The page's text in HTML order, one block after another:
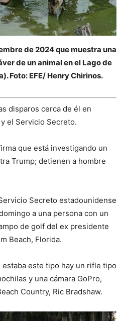
de 2024 que muestra una
de un animal en el Lago de
Foto: EFE/ Henry Chirinos.
disparos cerca de él en
el Servicio Secreto.
que está investigando un
Trump; detienen a hombre
Secreto estadounidense
a una persona con un
de golf del ex presidente
Beach, Florida.
este tipo hay un rifle tipo
y una cámara GoPro,
Country, Ric Bradshaw.